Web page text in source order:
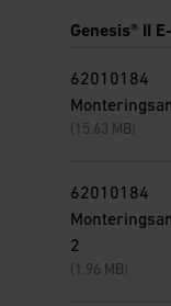
Genesis® II
62010184
(15.63 MB)
62010184
2
(1.96 MB)